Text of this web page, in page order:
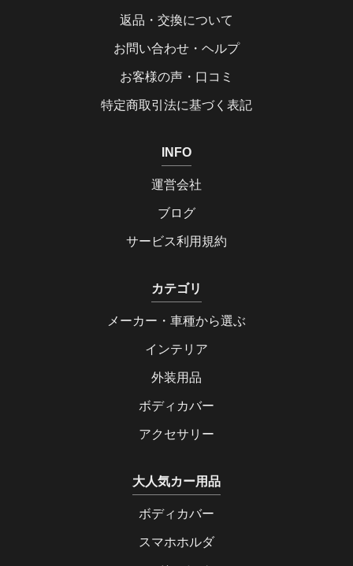
返品・交換について
お問い合わせ・ヘルプ
お客様の声・口コミ
特定商取引法に基づく表記
INFO
運営会社
ブログ
サービス利用規約
カテゴリ
メーカー・車種から選ぶ
インテリア
外装用品
ボディカバー
アクセサリー
大人気カー用品
ボディカバー
スマホホルダ